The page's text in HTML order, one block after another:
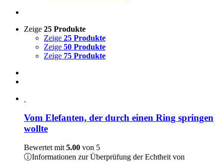
Zeige 25 Produkte
Zeige 25 Produkte
Zeige 50 Produkte
Zeige 75 Produkte
Vom Elefanten, der durch einen Ring springen
wollte
Bewertet mit5.00 von 5
ⓘInformationen zur Überprüfung der Echtheit von